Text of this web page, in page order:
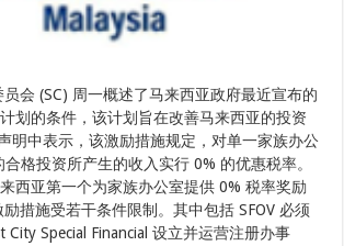
会 (SC) 周一概述了马来西亚政府最近宣布的
划的条件，该计划旨在改善马来西亚的投资
明中表示，该激励措施规定，对单一家族办公
合格投资所产生的收入实行 0% 的优惠税率。
西亚第一个为家族办公室提供 0% 税率奖励
措施受若干条件限制。其中包括 SFOV 必须
City Special Financial 设立并运营注册办事